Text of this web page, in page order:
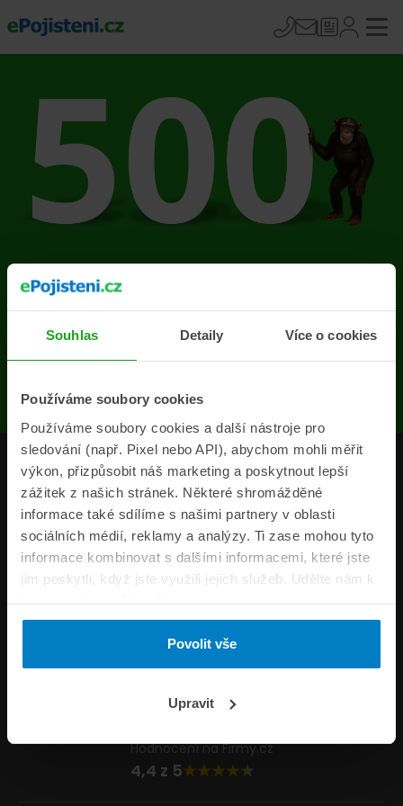
Souhlas Detaily Více o cookies
Používáme soubory cookies
Používáme soubory cookies a další nástroje pro
sledování (např. Pixel nebo API), abychom mohli měřit
výkon, přizpůsobit náš marketing a poskytnout lepší
zážitek z našich stránek. Některé shromážděné
informace také sdílíme s našimi partnery v oblasti
sociálních médií, reklamy a analýzy. Ti zase mohou tyto
informace kombinovat s dalšími informacemi, které jste
jim poskytli, když jste využili jejich služeb. Udělte nám k
tomu prosím svůj souhlas.
Povolit vše
Upravit
Na stránce se vyskytla
chyba
Produkty
Pojišťovny
Informace
ePojisteni.cz
Formuláře
Napište nám
Hodnocení na Firmy.cz
4,4 z 5